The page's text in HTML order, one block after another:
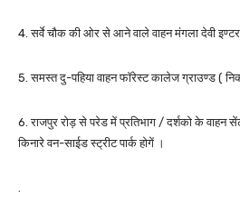
4. सर्वे चौक की ओर से आने वाले वाहन मंगला देवी
5. समस्त दु-पहिया वाहन फॉरेस्ट कालेज ग्राउण्ड (
6. राजपुर रोड़ से परेड में प्रतिभाग / दर्शको के वाहन
किनारे वन-साईड स्ट्रीट पार्क होगें ।
.